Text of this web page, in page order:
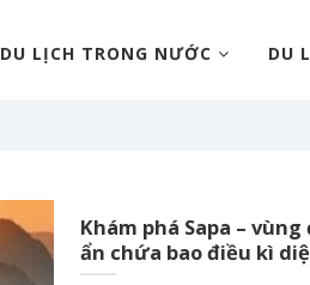
DU LỊCH TRONG NƯỚC DU
Khám phá Sapa –
ẩn chứa bao điều kì